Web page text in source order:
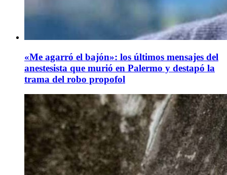
«Me agarró el bajón»: los últimos mensajes del
anestesista que murió en Palermo y destapó la
trama del robo propofol